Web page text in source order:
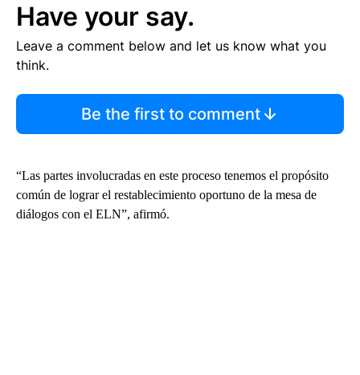
Have your say.
Leave a comment below and let us know what you
think.
Be the first to comment
“Las partes involucradas en este proceso tenemos el propósito
común de lograr el restablecimiento oportuno de la mesa de
diálogos con el ELN”, afirmó.